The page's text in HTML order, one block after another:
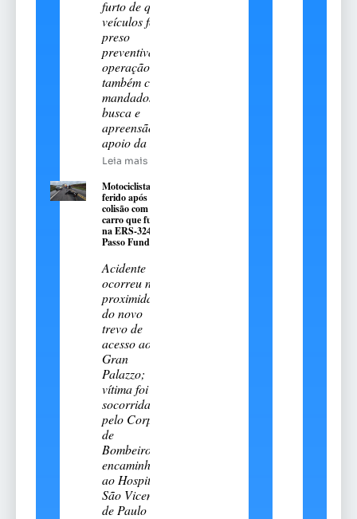
furto de quatro
veículos foi
preso
preventivamente;
operação
também cumpriu
mandados de
busca e
apreensão com
apoio da DHPP
Leia mais
Motociclista fica
ferido após
colisão com
carro que fugiu
na ERS-324, em
Passo Fundo
Acidente
ocorreu nas
proximidades
do novo
trevo de
acesso ao
Gran
Palazzo;
vítima foi
socorrida
pelo Corpo
de
Bombeiros e
encaminhada
ao Hospital
São Vicente
de Paulo